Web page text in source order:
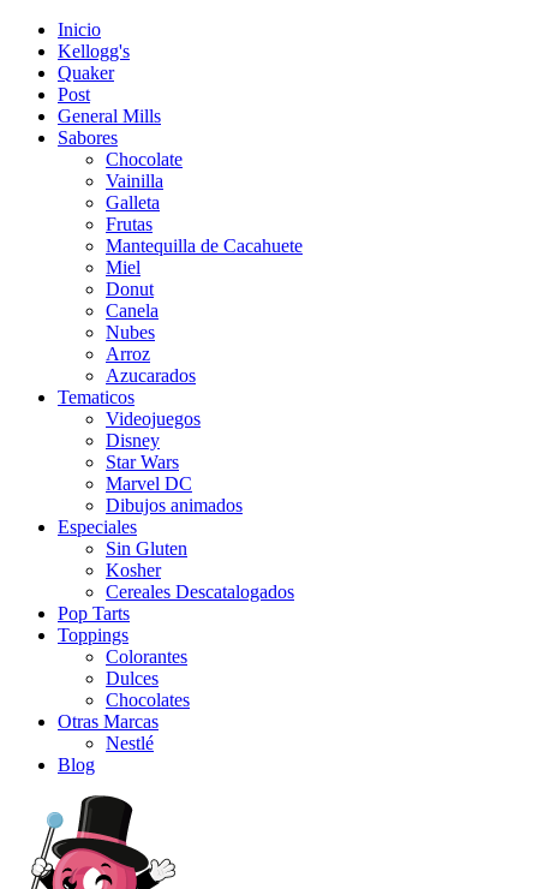
Inicio
Kellogg's
Quaker
Post
General Mills
Sabores
Chocolate
Vainilla
Galleta
Frutas
Mantequilla de Cacahuete
Miel
Donut
Canela
Nubes
Arroz
Azucarados
Tematicos
Videojuegos
Disney
Star Wars
Marvel DC
Dibujos animados
Especiales
Sin Gluten
Kosher
Cereales Descatalogados
Pop Tarts
Toppings
Colorantes
Dulces
Chocolates
Otras Marcas
Nestlé
Blog